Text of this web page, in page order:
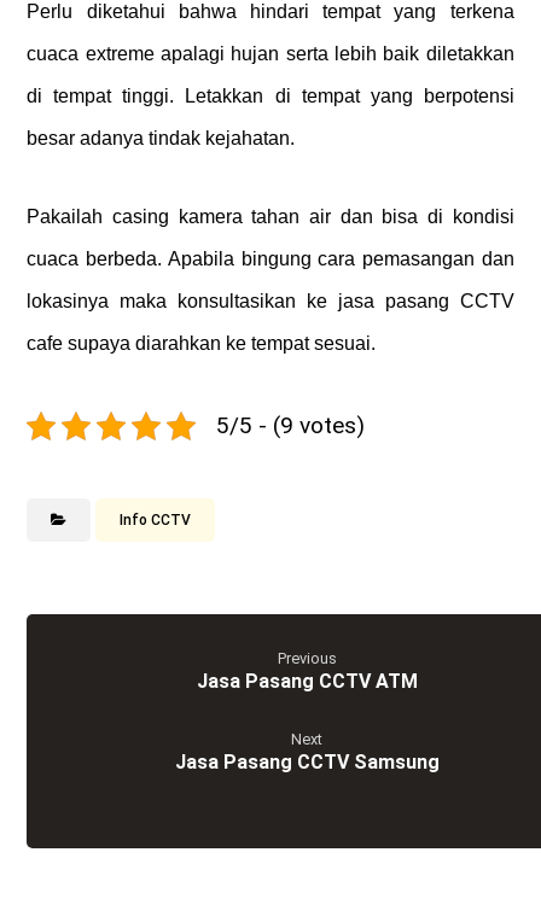
Perlu diketahui bahwa hindari tempat yang terkena
cuaca extreme apalagi hujan serta lebih baik diletakkan
di tempat tinggi. Letakkan di tempat yang berpotensi
besar adanya tindak kejahatan.
Pakailah casing kamera tahan air dan bisa di kondisi
cuaca berbeda. Apabila bingung cara pemasangan dan
lokasinya maka konsultasikan ke jasa pasang CCTV
cafe supaya diarahkan ke tempat sesuai.
5/5 - (9 votes)
Info CCTV
Previous
Jasa Pasang CCTV ATM
Next
Jasa Pasang CCTV Samsung